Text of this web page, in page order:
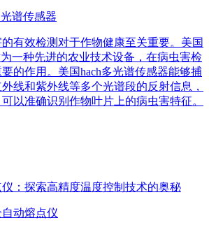
谱传感器
有效检测对于作物健康至关重要。美国
一种先进的农业技术设备，在病虫害检
的作用。美国hach多光谱传感器能够捕
线和紫外线等多个光谱段的反射信息，
以准确识别作物叶片上的病虫害特征。
：探索高精度温度控制技术的奥秘
动熔点仪